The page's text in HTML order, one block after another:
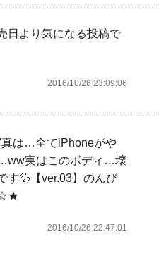
日より気になる投稿で
2016/10/26 23:09:06
真は…全てiPhoneがや
実はこのボディ…壊
す💦【ver.03】のんび
☆★
2016/10/26 22:47:01